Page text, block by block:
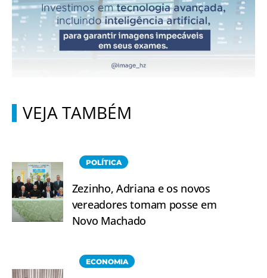
VEJA TAMBÉM
POLÍTICA
Zezinho, Adriana e os novos
vereadores tomam posse em
Novo Machado
ECONOMIA